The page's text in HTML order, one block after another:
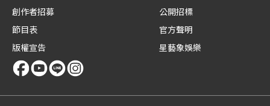
創作者招募
節目表
版權宣告
公開招標
官方聲明
星藝象娛樂